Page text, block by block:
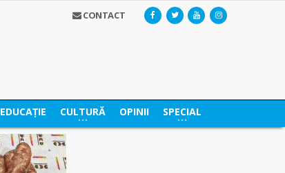
CONTACT
EDUCAȚIE CULTURĂ OPINII SPECIAL